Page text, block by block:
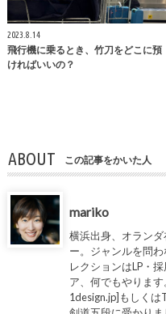
2023.8.14
飛行機に乗るとき、竹刀をどこに預
ければいいの？
ABOUT この記事をかいた人
mariko
横浜出身、オラン
ー。ジャンルを問
レクションはLP・
ア、何でもやりま
1design.jp]もしくは